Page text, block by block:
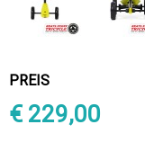
PREIS
€ 229,00